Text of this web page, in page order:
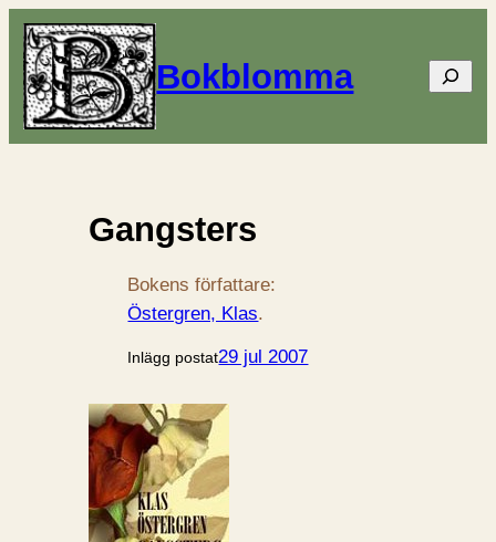
Bokblomma Sök
Gangsters
Bokens författare:
Östergren, Klas.
Inlägg postat29 jul 2007